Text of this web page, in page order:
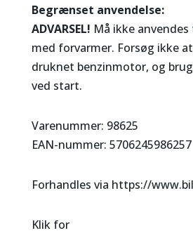
Begrænset anvendelse:
ADVARSEL! Må ikke
med forvarmer. Forsøg ikke
druknet benzinmotor, og
ved start.
Varenummer: 98625
EAN-nummer: 5706245986257
Forhandles via https://
Klik for